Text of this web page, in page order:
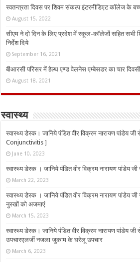
स्वतन्त्रता दिवस पर शिवम संकल्प इंटरमीडिएट कॉलेज के
August 15, 2022
सीएम ने दो दिन के लिए प्रदेश में स्कूल-कॉलेजों सहित सभी
निर्देश दिये
September 16, 2021
बीआरसी परिसर में हेल्थ एण्ड वेलनेस एम्बेसडर का चार
August 18, 2021
स्वास्थ्य
स्वास्थ्य डेस्क। जानिये पंडित वीर विक्रम नारायण
Conjunctivitis ]
June 10, 2023
स्वास्थ्य डेस्क । जानिये पंडित वीर विक्रम नारायण पांडेय
March 22, 2023
स्वास्थ्य डेस्क । जानिये पंडित वीर विक्रम नारायण पांडेय
नुस्‍खों को अजमाएं
March 15, 2023
स्वास्थ्य डेस्क। जानिये पंडित वीर विक्रम नारायण पांडेय
उपचारएलर्जी नजला जुकाम के घरेलू उपचार
March 6, 2023